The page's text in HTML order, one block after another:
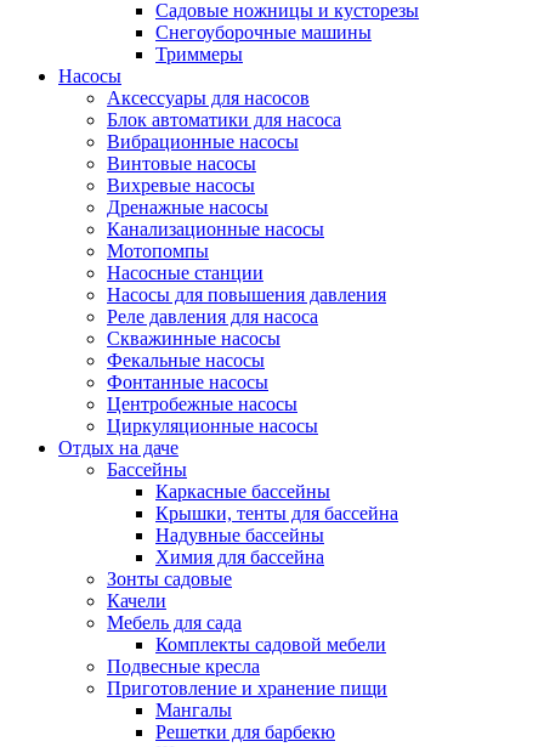
Садовые ножницы и кусторезы
Снегоуборочные машины
Триммеры
Насосы
Аксессуары для насосов
Блок автоматики для насоса
Вибрационные насосы
Винтовые насосы
Вихревые насосы
Дренажные насосы
Канализационные насосы
Мотопомпы
Насосные станции
Насосы для повышения давления
Реле давления для насоса
Скважинные насосы
Фекальные насосы
Фонтанные насосы
Центробежные насосы
Циркуляционные насосы
Отдых на даче
Бассейны
Каркасные бассейны
Крышки, тенты для бассейна
Надувные бассейны
Химия для бассейна
Зонты садовые
Качели
Мебель для сада
Комплекты садовой мебели
Подвесные кресла
Приготовление и хранение пищи
Мангалы
Решетки для барбекю